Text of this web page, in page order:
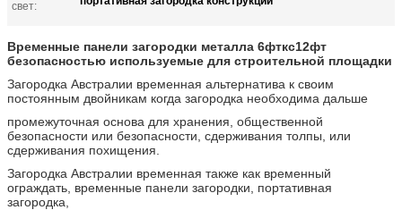
свет:
Временные панели загородки металла 6фткс12фт
безопасностью используемые для строительной площадки
Загородка Австралии временная альтернатива к своим
постоянным двойникам когда загородка необходима дальше
промежуточная основа для хранения, общественной
безопасности или безопасности, сдерживания толпы, или
сдерживания похищения.
Загородка Австралии временная также как временный
ограждать, временные панели загородки, портативная
загородка,